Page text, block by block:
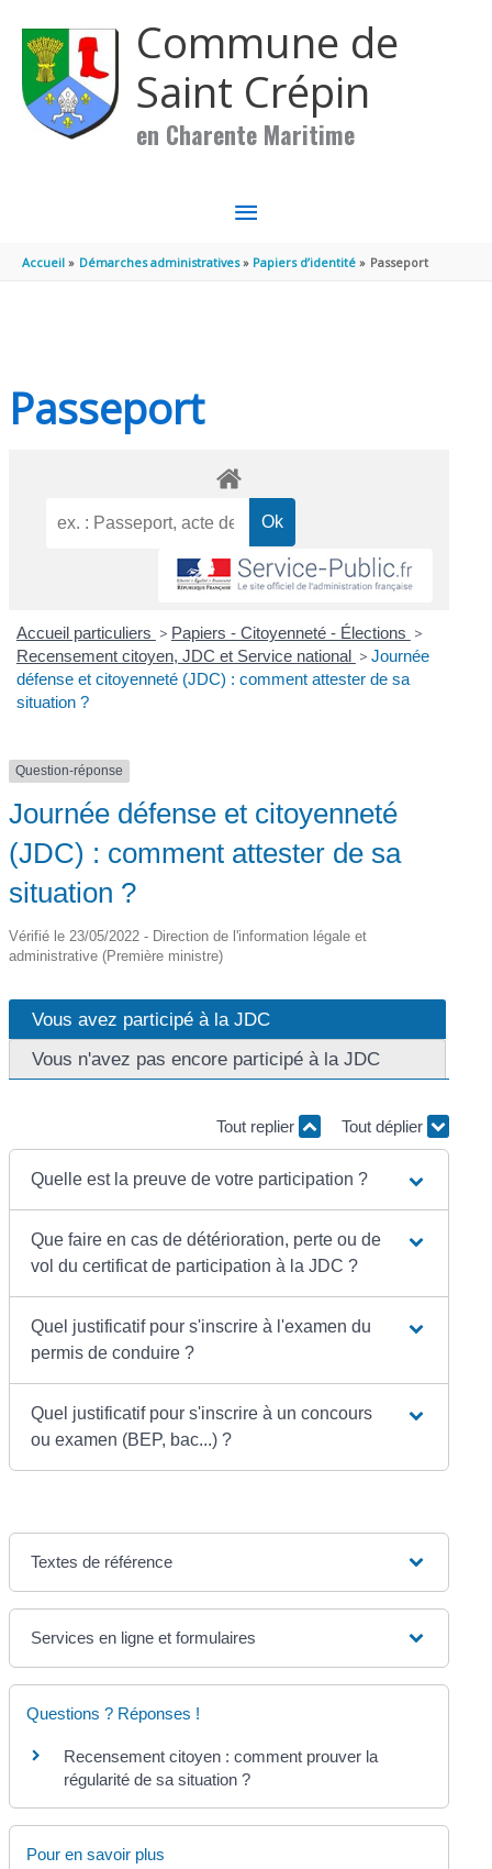
Commune de
Saint Crépin
en Charente Maritime
MENU
PRINCIPAL
Accueil Démarches administratives Papiers d’identité Passeport
Passeport
Accueil particuliers > Papiers - Citoyenneté - Élections >
Recensement citoyen, JDC et Service national > Journée
défense et citoyenneté (JDC) : comment attester de sa
situation ?
Question-réponse
Journée défense et citoyenneté
(JDC) : comment attester de sa
situation ?
Vérifié le 23/05/2022 - Direction de l'information légale et
administrative (Première ministre)
Vous avez participé à la JDC
Vous n'avez pas encore participé à la JDC
Tout replier Tout déplier
Quelle est la preuve de votre participation ?
Que faire en cas de détérioration, perte ou de
vol du certificat de participation à la JDC ?
Quel justificatif pour s'inscrire à l'examen du
permis de conduire ?
Quel justificatif pour s'inscrire à un concours
ou examen (BEP, bac...) ?
Textes de référence
Services en ligne et formulaires
Questions ? Réponses !
Recensement citoyen : comment prouver la
régularité de sa situation ?
Pour en savoir plus